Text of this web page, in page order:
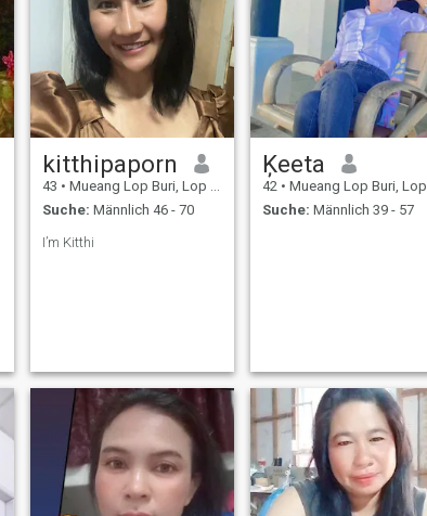
kitthipaporn
43 • Mueang Lop Buri, Lop Buri, Thailand
Suche: Männlich 46 - 70
I’m Kitthi
Ķeeta
42 • Mueang Lop Buri, Lop Buri, Thailand
Suche: Männlich 39 - 57